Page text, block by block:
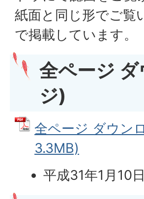
紙面と同じ形でご覧
で掲載しています。
全ページ
ジ)
全ページ ダウン
3.3MB)
平成31年1月10